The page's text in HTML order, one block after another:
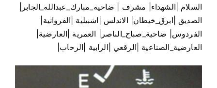
السلام |الشهداء| مشرف | ضاحيه_مبارك_عبدالله_الجابر|
الصديق |ابرق_خيطان| الاندلس |اشبيلية |الفروانية|
الفردوس| ضاحية_صباح_الناصر| العمرية |العارضية|
العارضية_الصناعية |الرقعي |الرابية |الرحاب|